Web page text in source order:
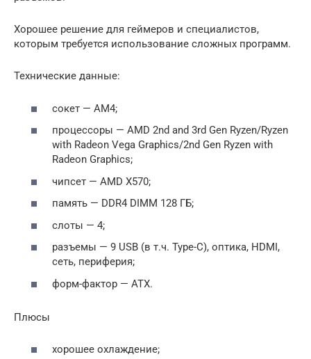
Хорошее решение для геймеров и специалистов,
которым требуется использование сложных программ.
Технические данные:
сокет — AM4;
процессоры — AMD 2nd and 3rd Gen Ryzen/Ryzen
with Radeon Vega Graphics/2nd Gen Ryzen with
Radeon Graphics;
чипсет — AMD X570;
память — DDR4 DIMM 128 ГБ;
слоты — 4;
разъемы — 9 USB (в т.ч. Type-C), оптика, HDMI,
сеть, периферия;
форм-фактор — ATX.
Плюсы
хорошее охлаждение;